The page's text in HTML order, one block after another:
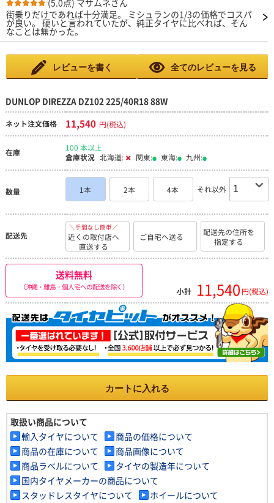
ポーティなゴツゴツ感も好みだし、ちょっとロードノイズがある
かな？と思ってましたが。 そして、リヤも交換できるようにな
って、4本 ディレッツァ にて、しばらくは、そんなひどくなか
ったけど、3000キロくらいからか、異常なくらいのロードノイ
ズ 乗り心地の悪いという評判だった前のランフラットタイヤの
の？と聞いてくるくらい。 どこか車アクスル周りの問題かな？
と心配しましたが、、そんなこともなく。。。 YouTubeでも、
このタイヤのノイズについて、インプレッションしていた動画も
無いなとも思うけど、フロントで使い切って、今休憩中の２本の
タイヤを再度使おうかと思案中。 あらためてトレッド面触る
と、コンパウンドが硬い感じがします。なおかつ、パターン溝が
多く、それが音の原因かな？ あくまで、タイヤ評価では酷評で
すが、オートウェイさんのショップの評価としては、星5以上で
良いと思います。
街乗りだけであれば十分満足。 ミシュランの1/3の価格でコスパ
が良い。 硬いと言われていたが、純正タイヤに比べれば、そん
なことは無かった。
レビューを書く 全てのレビューを見る
DUNLOP DIREZZA DZ102 225/40R18 88W
ネット注文価格 11,540 円(税込)
在庫
100 本以上
倉庫状況 北海道: 関東: 東海: 九州:
数量 1本 2本 4本 それ以外
配送先
＼手間なし簡単／
近くの取付店へ
直送する
ご自宅へ送る
配送先の住所を
指定する
送料無料
（沖縄・離島・個人宅への配送を除く） 小計 11,540 円(税込)
カートに入れる
取扱い商品について
輸入タイヤについて
商品の価格について
商品の在庫について
商品画像について
商品ラベルについて
タイヤの製造年について
国内タイヤメーカーの商品について
スタッドレスタイヤについて
ホイールについて